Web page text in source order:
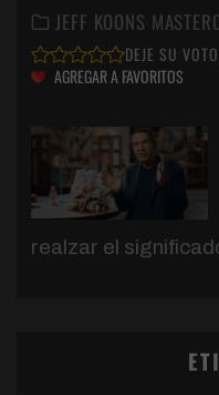
JEFF KOONS
DEJE SU VOTO
AGREGAR A FAVORITOS
realzar el